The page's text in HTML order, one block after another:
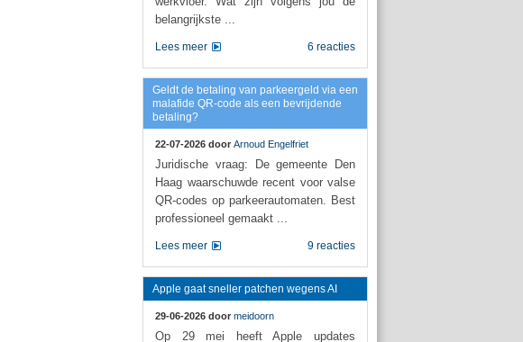
belangrijkste ...
6 reacties
Lees meer
Geldt de betaling van parkeergeld via een
malafide QR-code als een bevrijdende
betaling?
22-07-2026 door Arnoud Engelfriet
Juridische vraag: De gemeente Den
Haag waarschuwde recent voor valse
QR-codes op parkeerautomaten. Best
professioneel gemaakt ...
9 reacties
Lees meer
Apple gaat sneller patchen wegens AI
29-06-2026 door meidoorn
Op 29 mei heeft Apple updates